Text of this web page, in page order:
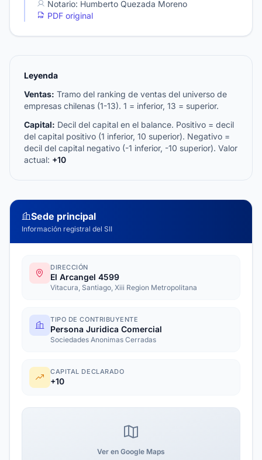
Notario: Humberto Quezada Moreno
PDF original
Leyenda
Ventas: Tramo del ranking de ventas del universo de
empresas chilenas (1-13). 1 = inferior, 13 = superior.
Capital: Decil del capital en el balance. Positivo = decil
del capital positivo (1 inferior, 10 superior). Negativo =
decil del capital negativo (-1 inferior, -10 superior). Valor
actual: +10
Sede principal
Información registral del SII
DIRECCIÓN
El Arcangel 4599
Vitacura, Santiago, Xiii Region Metropolitana
TIPO DE CONTRIBUYENTE
Persona Juridica Comercial
Sociedades Anonimas Cerradas
CAPITAL DECLARADO
+10
Ver en Google Maps